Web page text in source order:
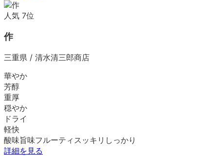
人気 7位
作
三重県 / 清水清三郎商店
華やか
芳醇
重厚
穏やか
ドライ
軽快
酸味旨味フルーティ スッキリ しっかり
詳細を見る